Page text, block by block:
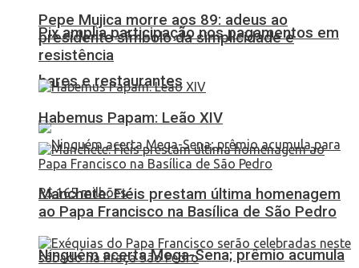
Pix amplia participação nos pagamentos em
bares e restaurantes
Ninguém acerta Mega-Sena; prêmio acumula
Pepe Mujica morre aos 89: adeus ao
presidente símbolo da simplicidade e
resistência
Habemus Papam: Leão XIV
Manchete: Fiéis prestam última homenagem
ao Papa Francisco na Basílica de São Pedro